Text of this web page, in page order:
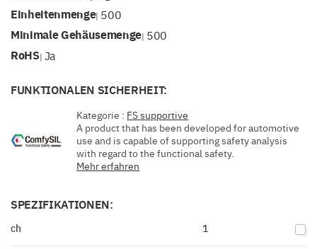
Einheitenmenge| 500
Minimale Gehäusemenge| 500
RoHS| Ja
FUNKTIONALEN SICHERHEIT:
Kategorie : FS supportive
A product that has been developed for automotive
use and is capable of supporting safety analysis
with regard to the functional safety.
Mehr erfahren
SPEZIFIKATIONEN:
ch 1